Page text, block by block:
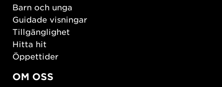
Barn och unga
Guidade visningar
Tillgänglighet
Hitta hit
Öppettider
OM OSS